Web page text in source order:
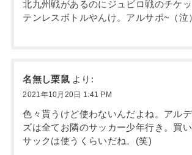
北九州戦があるのにジュビロ戦のチケ
テンレスボトルやんけ。アルサポ~（泣
名無し栗鼠 より:
2021年10月20日 1:41 PM
色々貰うけど使わないんだよね。アル
ズは全てお隣のサッカー少年行き。買
サックは使うくらいだね。(笑)